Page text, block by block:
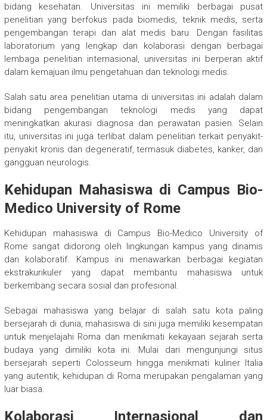
bidang kesehatan. Universitas ini memiliki berbagai pusat
penelitian yang berfokus pada biomedis, teknik medis, serta
pengembangan terapi dan alat medis baru. Dengan fasilitas
laboratorium yang lengkap dan kolaborasi dengan berbagai
lembaga penelitian internasional, universitas ini berperan aktif
dalam kemajuan ilmu pengetahuan dan teknologi medis.
Salah satu area penelitian utama di universitas ini adalah dalam
bidang pengembangan teknologi medis yang dapat
meningkatkan akurasi diagnosa dan perawatan pasien. Selain
itu, universitas ini juga terlibat dalam penelitian terkait penyakit-
penyakit kronis dan degeneratif, termasuk diabetes, kanker, dan
gangguan neurologis.
Kehidupan Mahasiswa di Campus Bio-
Medico University of Rome
Kehidupan mahasiswa di Campus Bio-Medico University of
Rome sangat didorong oleh lingkungan kampus yang dinamis
dan kolaboratif. Kampus ini menawarkan berbagai kegiatan
ekstrakurikuler yang dapat membantu mahasiswa untuk
berkembang secara sosial dan profesional.
Sebagai mahasiswa yang belajar di salah satu kota paling
bersejarah di dunia, mahasiswa di sini juga memiliki kesempatan
untuk menjelajahi Roma dan menikmati kekayaan sejarah serta
budaya yang dimiliki kota ini. Mulai dari mengunjungi situs
bersejarah seperti Colosseum hingga menikmati kuliner Italia
yang autentik, kehidupan di Roma merupakan pengalaman yang
luar biasa.